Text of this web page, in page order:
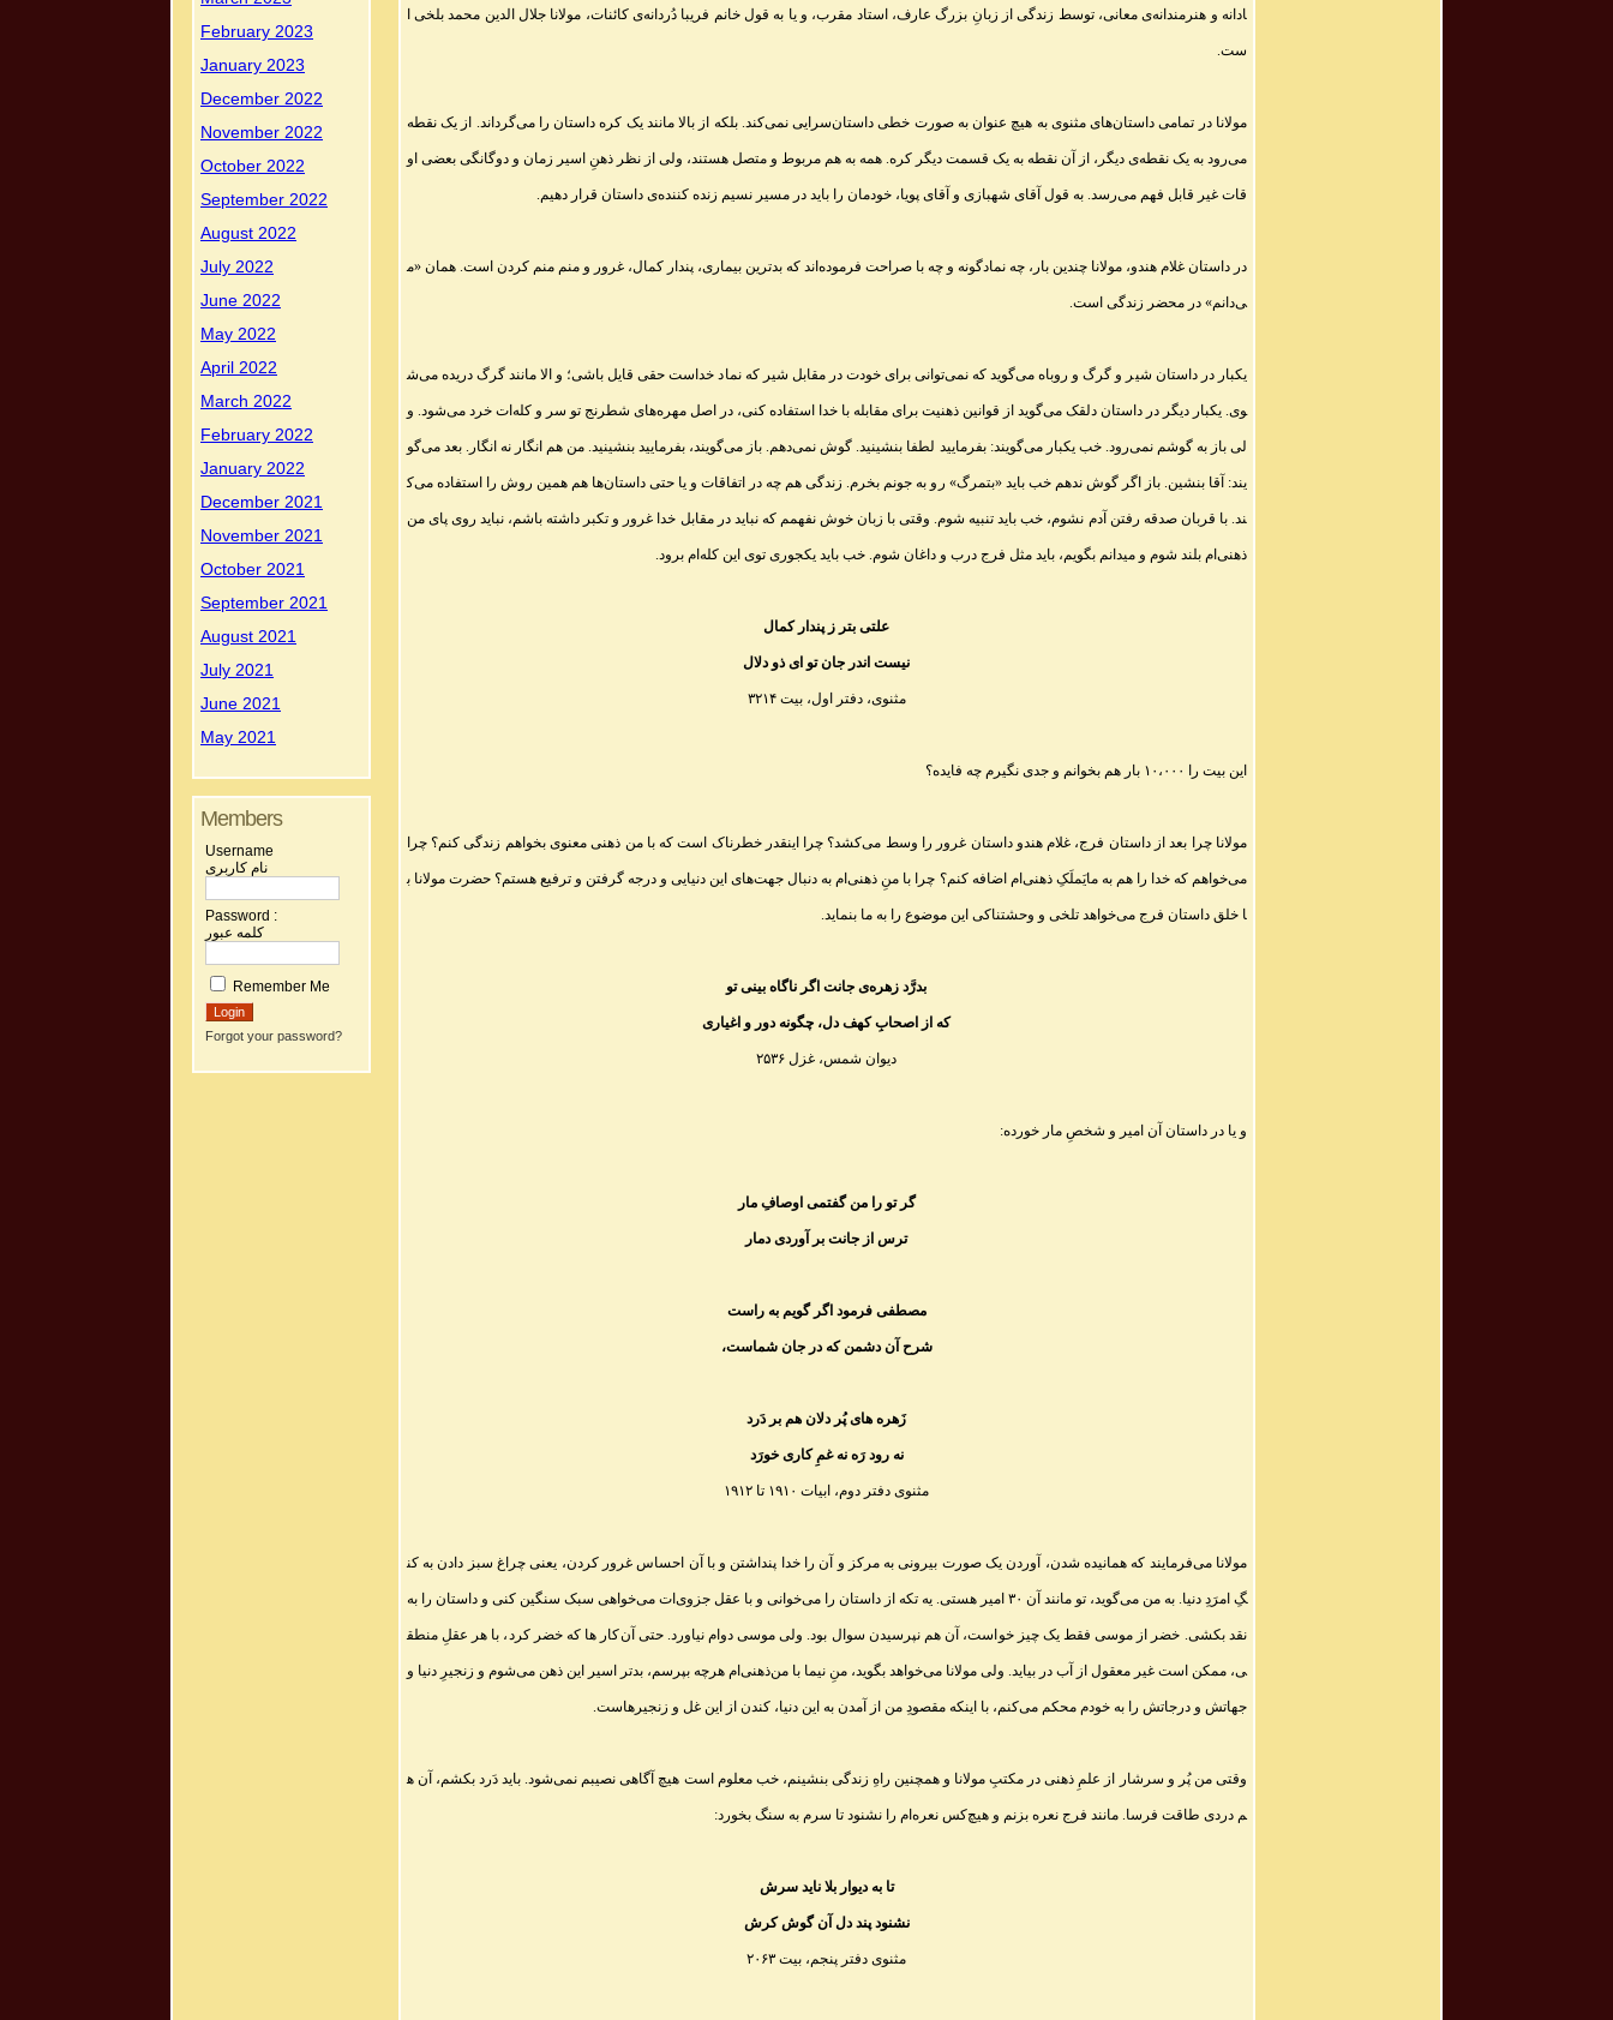
February 2023
January 2023
December 2022
November 2022
October 2022
September 2022
August 2022
July 2022
June 2022
May 2022
April 2022
March 2022
February 2022
January 2022
December 2021
November 2021
October 2021
September 2021
August 2021
July 2021
June 2021
May 2021
Members
Username
نام کاربری
Password :
کلمه عبور
Remember Me
Forgot your password?
ادانه و هنرمندانه‌ی معانی، توسط زندگی از زبانِ بزرگ عارف، استاد مقرب، و یا به قول خانم فریبا دُردانه‌ی کائنات، مولانا جلال الدین محمد بلخی ا
ست.
مولانا در تمامی داستان‌های مثنوی به هیچ عنوان به صورت خطی داستان‌سرایی نمی‌کند. بلکه از بالا مانند یک کره داستان را می‌گرداند. از یک نقطه
می‌رود به یک نقطه‌ی دیگر، از آن نقطه به یک قسمت دیگر کره. همه‌ به هم مربوط و متصل هستند، ولی از نظر ذهنِ اسیر زمان و دوگانگی بعضی او
قات غیر قابل فهم می‌رسد. به قول آقای شهبازی و آقای پویا، خودمان را باید در مسیر نسیم زنده کننده‌‌ی داستان قرار دهیم.
در داستان غلام هندو، مولانا چندین بار، چه نمادگونه و چه با صراحت فرموده‌اند که بدترین بیماری، پندار کمال، غرور و منم منم کردن است. همان «م
ی‌دانم» در محضر زندگی است.
یکبار در داستان شیر و گرگ و روباه می‌گوید که نمی‌توانی برای خودت در مقابل شیر که نماد خداست حقی قایل باشی؛ و الا مانند گرگ دریده می‌ش
وی. یکبار دیگر در داستان دلقک می‌گوید از قوانین ذهنیت برای مقابله با خدا استفاده کنی، در اصل مهره‌های شطرنج تو سر و کله‌ات خرد می‌شود. و
لی باز به گوشم نمی‌رود. خب یکبار می‌گویند: بفرمایید لطفا بنشینید. گوش نمی‌دهم. باز می‌گویند، بفرمایید بنشینید. من هم انگار نه انگار. بعد می‌گو
یند: آقا بنشین. باز اگر گوش ندهم خب باید «بتمرگ» رو به جونم بخرم. زندگی هم چه در اتفاقات و یا حتی داستان‌ها هم همین روش را استفاده می‌ک
ند. با قربان صدقه رفتن آدم نشوم، خب باید تنبیه شوم. وقتی با زبان خوش نفهمم که نباید در مقابل خدا غرور و تکبر داشته باشم، نباید روی پای من‌
ذهنی‌ام بلند شوم و میدانم بگویم، باید مثل فرج درب و داغان شوم. خب باید یکجوری توی این کله‌ام برود.
علتی بتر ز پندار کمال
نیست اندر جان تو ای ذو دلال
مثنوی، دفتر اول، بیت ۳۲۱۴
این بیت را ۱۰،۰۰۰ بار هم بخوانم و جدی نگیرم چه فایده؟
مولانا چرا بعد از داستان فرج، غلام هندو داستان غرور را وسط می‌کشد؟ چرا اینقدر خطرناک است که با من ذهنی معنوی بخواهم زندگی کنم؟ چرا
می‌خواهم که خدا را هم به مایَملَکِ ذهنی‌ام اضافه کنم؟ چرا با منِ ذهنی‌ام به دنبال جهت‌های این دنیایی و درجه گرفتن و ترفیع هستم؟ حضرت مولانا ب
ا خلق داستان فرج می‌خواهد تلخی و وحشتناکی این موضوع را به ما بنماید.
بدرَّد زهر‌ه‌ی جانت اگر ناگاه بینی تو
که از اصحابِ کهف دل، چگونه دور و اغیاری
دیوان شمس، غزل ۲۵۳۶
و یا در داستان آن امیر و شخصِ مار خورده:
گر تو را من گفتمی اوصافِ مار
ترس از جانت بر آوردی دمار
مصطفی فرمود اگر گویم به راست
شرح آن دشمن که در جان شماست،
زَهره های پُر دلان هم بر دَرد
نه رود رَه نه غمِ کاری خورَد
مثنوی دفتر دوم، ابیات ۱۹۱۰ تا ۱۹۱۲
مولانا می‌فرمایند که همانیده شدن، آوردن یک صورت بیرونی به مرکز و آن را خدا پنداشتن و با آن احساس غرور کردن، یعنی چراغ سبز دادن به کن
گِ امرَدِ دنیا. به من می‌گوید، تو مانند آن ۳۰ امیر هستی. یه تکه از داستان را می‌خوانی و با عقل جزوی‌ات می‌خواهی سبک سنگین کنی و داستان را به
نقد بکشی. خضر از موسی فقط یک چیز خواست، آن هم نپرسیدن سوال بود. ولی موسی دوام نیاورد. حتی آن‌کار ها که خضر کرد، با هر عقلِ منطق
ی، ممکن است غیر معقول از آب در بیاید. ولی مولانا می‌خواهد بگوید، منِ نیما با من‌ذهنی‌ام هرچه بپرسم، بدتر اسیر این ذهن می‌شوم و زنجیرِ دنیا و
جهاتش و درجاتش را به خودم محکم می‌کنم، با اینکه مقصودِ من از آمدن به این دنیا، کندن از این غل و زنجیرهاست.
وقتی من پُر و سرشار از علمِ ذهنی در مکتبِ مولانا و همچنین راهِ زندگی بنشینم، خب معلوم است هیچ آگاهی نصیبم نمی‌شود. باید دَرد بکشم، آن ه
م دردی طاقت فرسا. مانند فرج نعره بزنم و هیچ‌کس نعره‌ام را نشنود تا سرم به سنگ بخورد:
تا به دیوار بلا ناید سرش
نشنود پند دل آن گوش کرش
مثنوی دفتر پنجم، بیت ۲۰۶۳